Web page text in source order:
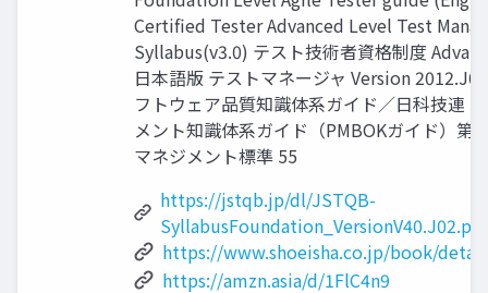
Certiﬁed Tester Advanced Level Test
Syllabus(v3.0) テスト技術者資格制度
日本語版 テストマネージャ Version
フトウェア品質知識体系ガイド／日科技連
メント知識体系ガイド（PMBOKガイド）第
マネジメント標準 55
https://jstqb.jp/dl/JSTQB-
SyllabusFoundation_VersionV40.J02.pdf
https://www.shoeisha.co.jp/book/
https://amzn.asia/d/1FlC4n9